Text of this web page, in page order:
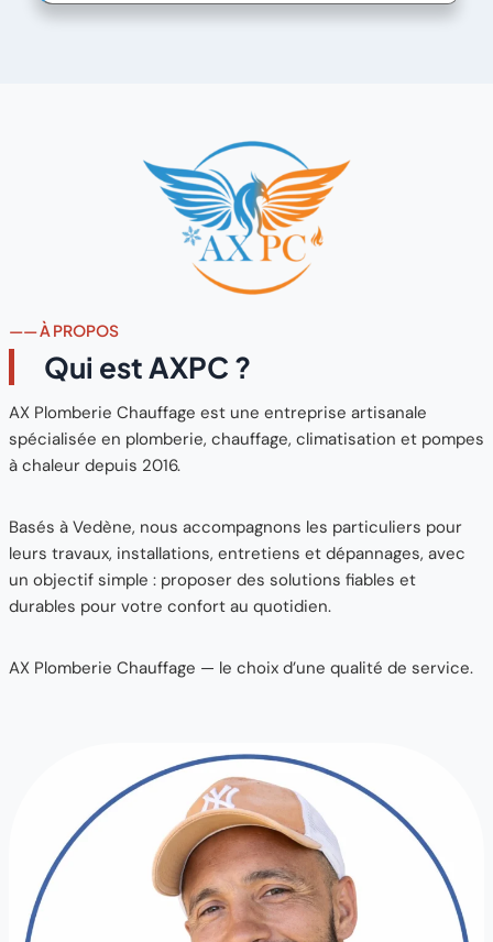
—— À PROPOS
Qui est AXPC ?
AX Plomberie Chauffage est une entreprise artisanale
spécialisée en plomberie, chauffage, climatisation et pompes
à chaleur depuis 2016.
Basés à Vedène, nous accompagnons les particuliers pour
leurs travaux, installations, entretiens et dépannages, avec
un objectif simple : proposer des solutions fiables et
durables pour votre confort au quotidien.
AX Plomberie Chauffage — le choix d’une qualité de service.